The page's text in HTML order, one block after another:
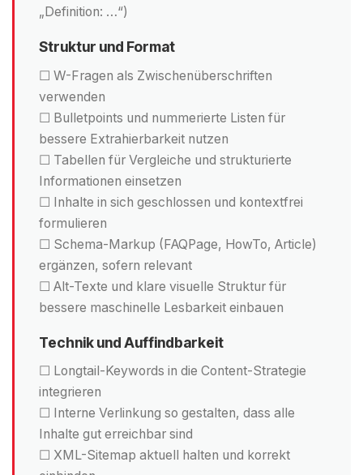
„Definition: …“)
Struktur und Format
☐ W-Fragen als Zwischenüberschriften
verwenden
☐ Bulletpoints und nummerierte Listen für
bessere Extrahierbarkeit nutzen
☐ Tabellen für Vergleiche und strukturierte
Informationen einsetzen
☐ Inhalte in sich geschlossen und kontextfrei
formulieren
☐ Schema-Markup (FAQPage, HowTo, Article)
ergänzen, sofern relevant
☐ Alt-Texte und klare visuelle Struktur für
bessere maschinelle Lesbarkeit einbauen
Technik und Auffindbarkeit
☐ Longtail-Keywords in die Content-Strategie
integrieren
☐ Interne Verlinkung so gestalten, dass alle
Inhalte gut erreichbar sind
☐ XML-Sitemap aktuell halten und korrekt